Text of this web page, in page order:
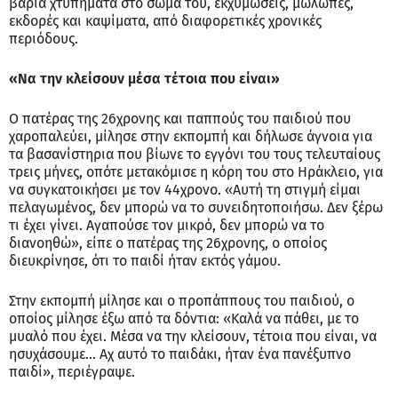
εκδορές και καψίματα, από διαφορετικές χρονικές
περιόδους.
«Να την κλείσουν μέσα τέτοια που είναι»
Ο πατέρας της 26χρονης και παππούς του παιδιού που
χαροπαλεύει, μίλησε στην εκπομπή και δήλωσε άγνοια για
τα βασανίστηρια που βίωνε το εγγόνι του τους τελευταίους
τρεις μήνες, οπότε μετακόμισε η κόρη του στο Ηράκλειο, για
να συγκατοικήσει με τον 44χρονο. «Αυτή τη στιγμή είμαι
πελαγωμένος, δεν μπορώ να το συνειδητοποιήσω. Δεν ξέρω
τι έχει γίνει. Αγαπούσε τον μικρό, δεν μπορώ να το
διανοηθώ», είπε ο πατέρας της 26χρονης, ο οποίος
διευκρίνησε, ότι το παιδί ήταν εκτός γάμου.
Στην εκπομπή μίλησε και ο προπάππους του παιδιού, ο
οποίος μίλησε έξω από τα δόντια: «Καλά να πάθει, με το
μυαλό που έχει. Μέσα να την κλείσουν, τέτοια που είναι, να
ησυχάσουμε... Αχ αυτό το παιδάκι, ήταν ένα πανέξυπνο
παιδί», περιέγραψε.